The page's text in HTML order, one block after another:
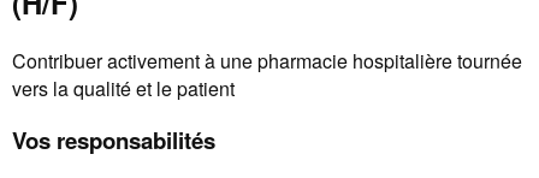
Contribuer activement à une pharmacie hospitalière tournée
vers la qualité et le patient
Vos responsabilités